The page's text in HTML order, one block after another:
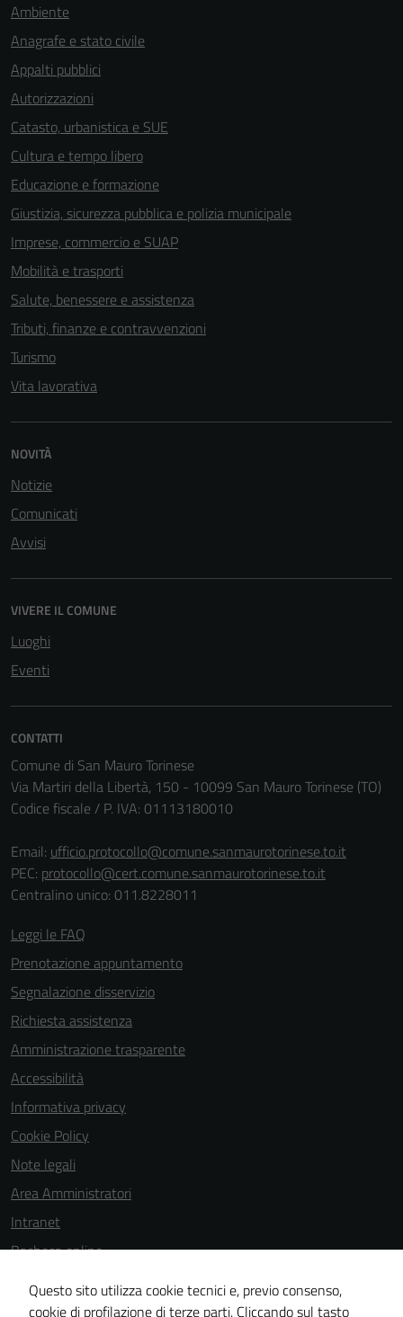
Ambiente
Anagrafe e stato civile
Appalti pubblici
Autorizzazioni
Catasto, urbanistica e SUE
Cultura e tempo libero
Educazione e formazione
Giustizia, sicurezza pubblica e polizia municipale
Imprese, commercio e SUAP
Mobilità e trasporti
Salute, benessere e assistenza
Tributi, finanze e contravvenzioni
Turismo
Vita lavorativa
NOVITÀ
Notizie
Comunicati
Avvisi
VIVERE IL COMUNE
Luoghi
Eventi
CONTATTI
Comune di San Mauro Torinese
Via Martiri della Libertà, 150 - 10099 San Mauro Torinese (TO)
Codice fiscale / P. IVA: 01113180010
Email: ufficio.protocollo@comune.sanmaurotorinese.to.it
PEC: protocollo@cert.comune.sanmaurotorinese.to.it
Centralino unico: 011.8228011
Leggi le FAQ
Prenotazione appuntamento
Segnalazione disservizio
Richiesta assistenza
Amministrazione trasparente
Accessibilità
Informativa privacy
Cookie Policy
Note legali
Area Amministratori
Intranet
Bacheca online
Dichiarazione di accessibilità
Dichiarazione di accessibilità e modalità di segnalazioni di non
Questo sito utilizza cookie tecnici e, previo consenso,
cookie di profilazione di terze parti. Cliccando sul tasto
Tecnici
Questi cookie